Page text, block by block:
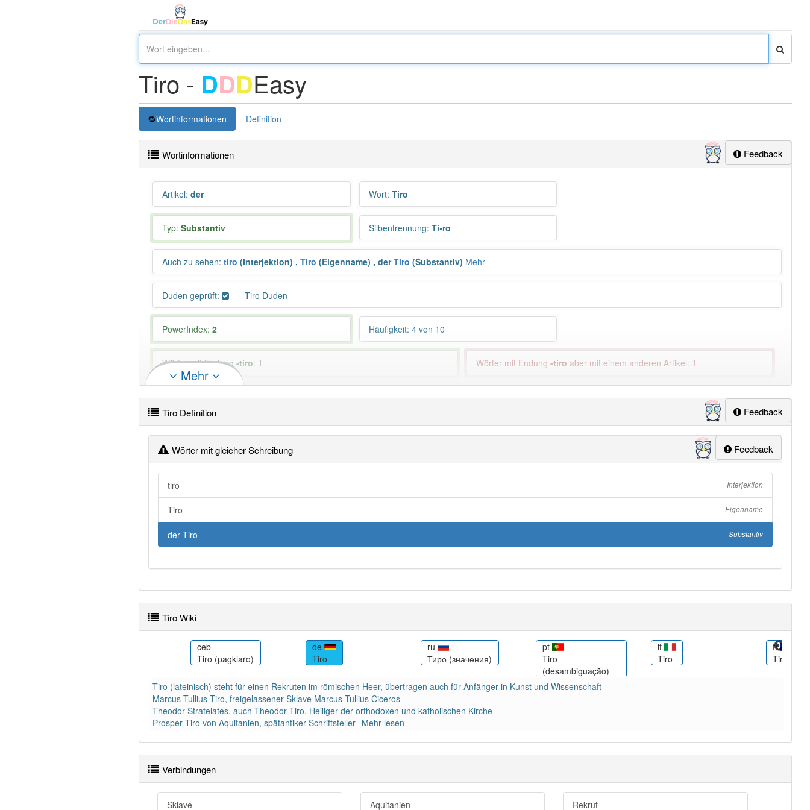
Tiro - DDDEasy
Wortinformationen Definition
Feedback
Wortinformationen
Artikel: der Wort: Tiro
Typ: Substantiv Silbentrennung: Ti•ro
Auch zu sehen: tiro (Interjektion) , Tiro (Eigenname) , derTiro (Substantiv) Mehr
Duden geprüft: Tiro Duden
PowerIndex: 2 Häufigkeit: 4 von 10
Wörter mit Endung -tiro: 1 Wörter mit Endung-tiro aber mit einem anderen Artikel: 1
Das Wort wird häufig verwendet im Bereich veraltet 96% unserer Spielapp-Nutzer haben den Artikel korrekt erraten.
Mehr
Feedback
Tiro Definition
Feedback
Wörter mit gleicher Schreibung
tiro Interjektion
Tiro Eigenname
der Tiro Substantiv
Tiro Wiki
ceb
Tiro (pagklaro)
de
Tiro
ru
Тиро (значения)
pt
Tiro
(desambiguação)
it
Tiro
fr
Tiro
Tiro (lateinisch) steht für einen Rekruten im römischen Heer, übertragen auch für Anfänger in Kunst und Wissenschaft
Marcus Tullius Tiro, freigelassener Sklave Marcus Tullius Ciceros
Theodor Stratelates, auch Theodor Tiro, Heiliger der orthodoxen und katholischen Kirche
Prosper Tiro von Aquitanien, spätantiker Schriftsteller Mehr lesen
Verbindungen
Sklave Aquitanien Rekrut